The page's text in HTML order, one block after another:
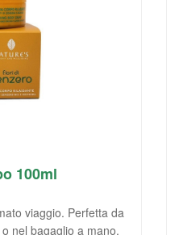
100ml
viaggio. Perfetta da
nel bagaglio a mano.